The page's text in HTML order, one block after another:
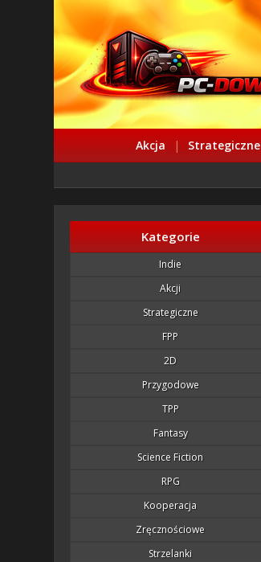
Akcja | Strategiczne
Kategorie
Indie
Akcji
Strategiczne
FPP
2D
Przygodowe
TPP
Fantasy
Science Fiction
RPG
Kooperacja
Zręcznościowe
Strzelanki